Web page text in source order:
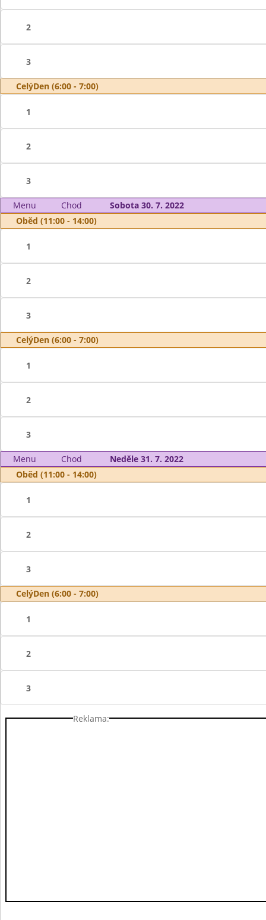
2
3
CelýDen (6:00 - 7:00)
1
2
3
Menu Chod
Sobota 30. 7. 2022
Oběd (11:00 - 14:00)
1
2
3
CelýDen (6:00 - 7:00)
1
2
3
Menu Chod
Neděle 31. 7. 2022
Oběd (11:00 - 14:00)
1
2
3
CelýDen (6:00 - 7:00)
1
2
3
Reklama: